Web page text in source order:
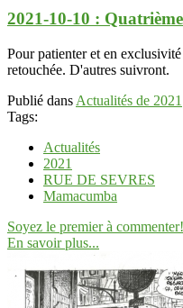
2021-10-10 :
Pour patienter et en
retouchée. D'autres suivront.
Publié dans Actualités de 2021
Tags:
Actualités
2021
RUE DE SEVRES
Mamacumba
Soyez le premier à commenter!
En savoir plus...